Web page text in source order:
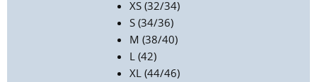
XS (32/34)
S (34/36)
M (38/40)
L (42)
XL (44/46)